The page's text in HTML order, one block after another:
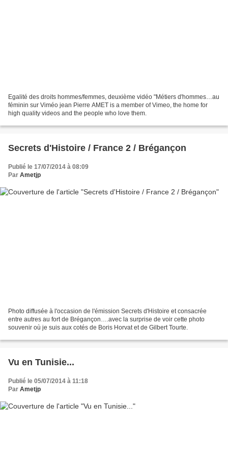
Egalité des droits hommes/femmes, deuxième vidéo "Métiers d'hommes…au
féminin sur Viméo jean Pierre AMET is a member of Vimeo, the home for
high quality videos and the people who love them.
Secrets d'Histoire / France 2 / Brégançon
Publié le 17/07/2014 à 08:09
Par Ametjp
Photo diffusée à l'occasion de l'émission Secrets d'Histoire et consacrée
entre autres au fort de Brégançon….avec la surprise de voir cette photo
souvenir où je suis aux cotés de Boris Horvat et de Gilbert Tourte.
Vu en Tunisie...
Publié le 05/07/2014 à 11:18
Par Ametjp